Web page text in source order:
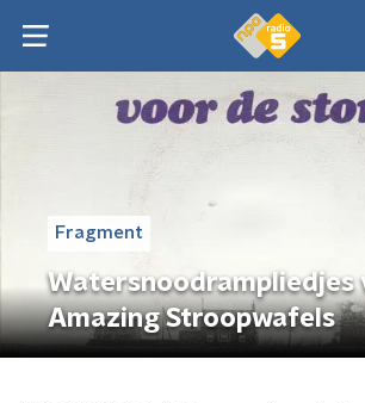
Fragment
Watersnoodrampliedjes
Amazing Stroopwafels